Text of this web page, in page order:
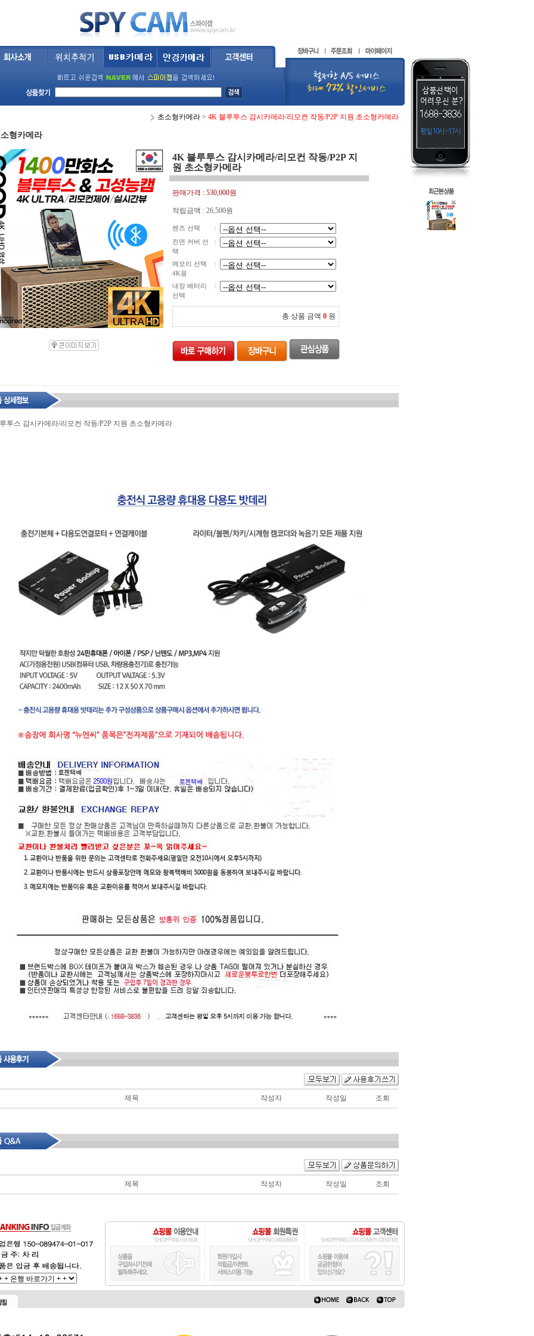
초소형카메라 > 4K 블루투스 감시카메라/리모컨 작동/P2P 지원 초소형카메라
형카메라
4K 블루투스 감시카메라/리모컨 작동/P2P 지
원 초소형카메라
판매가격 : 530,000원
적립금액 : 26,500원
렌즈 선택
:
전면 커버 선
택
:
메모리 선택
4K용
:
내장 배터리
선택
:
총 상품 금액 0 원
투스 감시카메라/리모컨 작동/P2P 지원 초소형카메라
제목 작성자 작성일 조회
제목 작성자 작성일 조회